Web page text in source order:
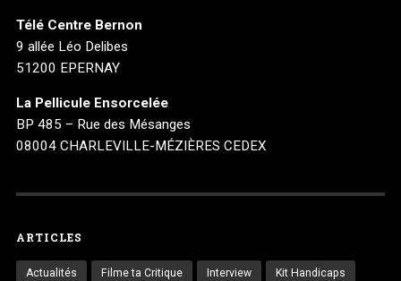
Télé Centre Bernon
9 allée Léo Delibes
51200 EPERNAY
La Pellicule Ensorcelée
BP 485 – Rue des Mésanges
08004 CHARLEVILLE-MÉZIÈRES CEDEX
ARTICLES
Actualités Filme ta Critique Interview Kit Handicaps